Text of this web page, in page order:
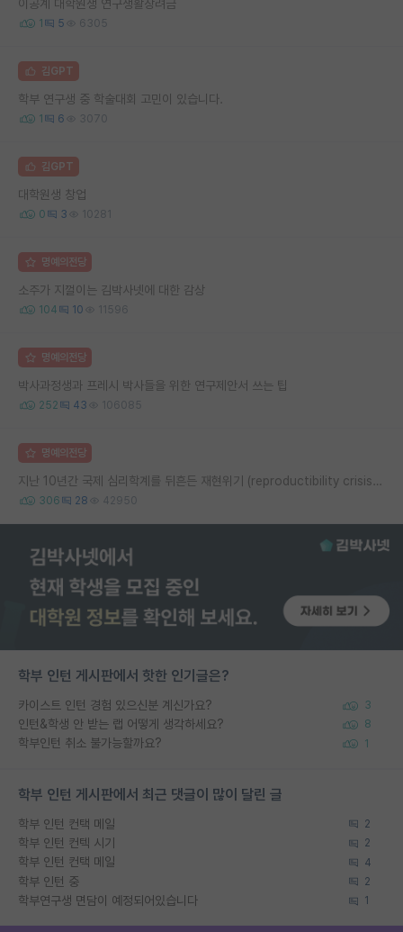
이공계 대학원생 연구생활장려금
1 5 6305
김GPT
학부 연구생 중 학술대회 고민이 있습니다.
1 6 3070
김GPT
대학원생 창업
0 3 10281
명예의전당
소주가 지껄이는 김박사넷에 대한 감상
104 10 11596
명예의전당
박사과정생과 프레시 박사들을 위한 연구제안서 쓰는 팁
252 43 106085
명예의전당
지난 10년간 국제 심리학계를 뒤흔든 재현위기 (reproductibility crisis) 요약 (1편)
306 28 42950
학부 인턴 게시판에서 핫한 인기글은?
카이스트 인턴 경험 있으신분 계신가요? 3
인턴&학생 안 받는 랩 어떻게 생각하세요? 8
학부인턴 취소 불가능할까요? 1
학부 인턴 게시판에서 최근 댓글이 많이 달린 글
학부 인턴 컨택 메일 2
학부 인턴 컨텍 시기 2
학부 인턴 컨택 메일 4
학부 인턴 중 2
학부연구생 면담이 예정되어있습니다 1